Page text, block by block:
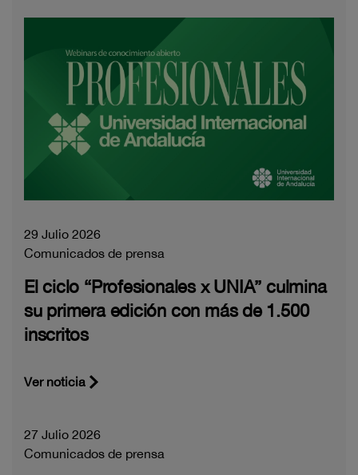
29 Julio 2026
Comunicados de prensa
El ciclo “Profesionales x UNIA” culmina
su primera edición con más de 1.500
inscritos
Ver noticia
27 Julio 2026
Comunicados de prensa